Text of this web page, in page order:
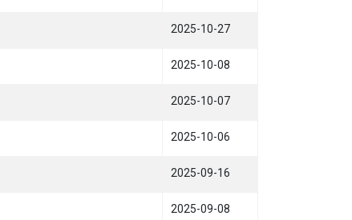
2025-10-27
2025-10-08
2025-10-07
2025-10-06
2025-09-16
2025-09-08